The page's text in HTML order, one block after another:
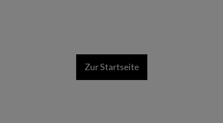
Zur Startseite